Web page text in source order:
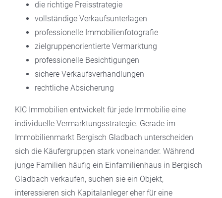
die richtige Preisstrategie
vollständige Verkaufsunterlagen
professionelle Immobilienfotografie
zielgruppenorientierte Vermarktung
professionelle Besichtigungen
sichere Verkaufsverhandlungen
rechtliche Absicherung
KIC Immobilien entwickelt für jede Immobilie eine
individuelle Vermarktungsstrategie. Gerade im
Immobilienmarkt Bergisch Gladbach unterscheiden
sich die Käufergruppen stark voneinander. Während
junge Familien häufig ein Einfamilienhaus in Bergisch
Gladbach verkaufen, suchen sie ein Objekt,
interessieren sich Kapitalanleger eher für eine